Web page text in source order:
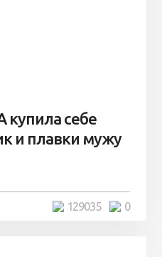
себе
и плавки мужу
0
129035